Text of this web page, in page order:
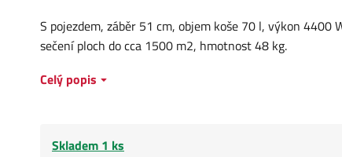
S pojezdem, záběr 51 cm, objem koše 70 l, výkon 4400
sečení ploch do cca 1500 m2, hmotnost 48 kg.
Celý popis
Skladem 1 ks